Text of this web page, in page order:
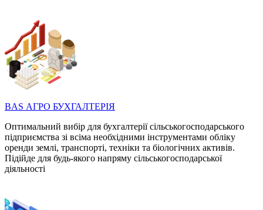
BAS АГРО БУХГАЛТЕРІЯ
Оптимальний вибір для бухгалтерії сільськогосподарського
підприємства зі всіма необхідними інструментами обліку
оренди землі, транспорті, техніки та біологічних активів.
Підійде для будь-якого напряму сільськогосподарської
діяльності